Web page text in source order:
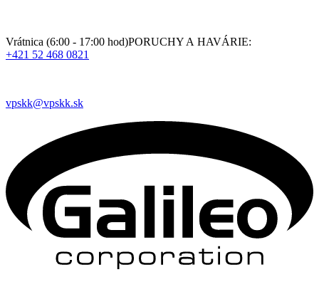
Vrátnica (6:00 - 17:00 hod)PORUCHY A HAVÁRIE:
+421 52 468 0821
vpskk@vpskk.sk